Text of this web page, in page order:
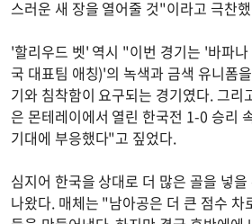
스러운 새 장을 열어줄 것"이라고 극찬
'할리우드 벳' 역시 "이번 경기는 '바파
국 대표팀 애칭)'의 녹색과 금색 유니폼
기와 침착함이 요구되는 경기였다. 그리
은 몬테레이에서 열린 한국전 1-0 승리
기대에 부응했다"고 짚었다.
심지어 한국을 상대로 더 많은 골을 넣
나왔다. 매체는 "남아공은 더 큰 점수 차